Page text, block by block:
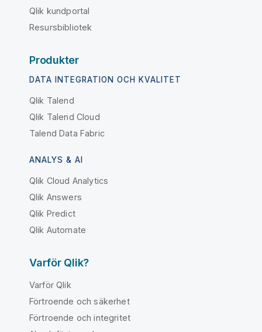
Qlik kundportal
Resursbibliotek
Produkter
DATA INTEGRATION OCH KVALITET
Qlik Talend
Qlik Talend Cloud
Talend Data Fabric
ANALYS & AI
Qlik Cloud Analytics
Qlik Answers
Qlik Predict
Qlik Automate
Varför Qlik?
Varför Qlik
Förtroende och säkerhet
Förtroende och integritet